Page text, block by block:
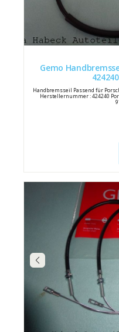
Gemo Handbremsseil für Porsche 911 Bj.
Handbremsseil Passend für
Herstellernummer : 424240